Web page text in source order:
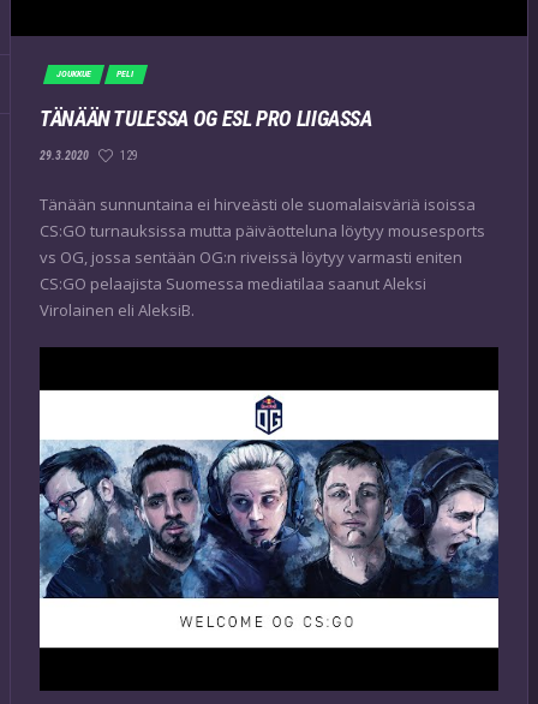
JOUKKUE PELI
TÄNÄÄN TULESSA OG ESL PRO LIIGASSA
29.3.2020 129
Tänään sunnuntaina ei hirveästi ole suomalaisväriä isoissa
CS:GO turnauksissa mutta päiväotteluna löytyy mousesports
vs OG, jossa sentään OG:n riveissä löytyy varmasti eniten
CS:GO pelaajista Suomessa mediatilaa saanut Aleksi
Virolainen eli AleksiB.